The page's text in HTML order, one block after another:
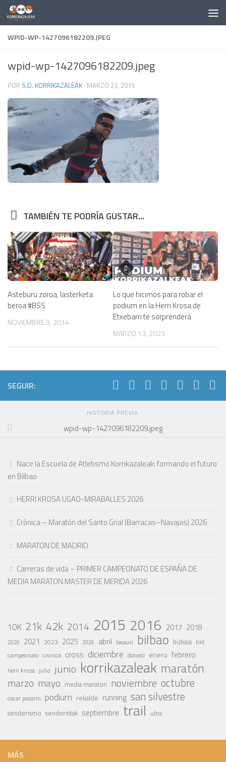
Saltar al contenido
WPID-WP-1427096182209.JPEG
wpid-wp-1427096182209.jpeg
POR S.D. KORRIKAZALEAK · MARZO 23, 2015
TAMBIÉN TE PODRÍA GUSTAR...
Asteburu zoroa, lasterketa
beroa #BSS
NOVIEMBRE 9, 2014
Lo que hicimos para robar el
podium en la Herri Krosa de
Etxebarri te sorprenderá
MARZO 13, 2023
SEGUIR:
HISTORIA PREVIA
wpid-wp-1427096182209.jpeg
Nace la Escuela de Atletismo Korrikazaleak: formando el futuro
en Bilbao
HERRI KROSA UGAO-MIRABALLES 2026
Crónica – Maratón del Santo Grial (Barracas–Navajas) 2026
MARATON DE MADRID
Carreras de vida – PRIMER CAMPEONATO DE ESPAÑA DE
MEDIA MARATON MASTER DE MERIDA 2026
10K 21k 42k 2014 2015 2016 2017 2018
2020 2021 2023 2025 2026 abril basauri bilbao bizkaia bkt
campeonato cronica cross diciembre donosti enero febrero
herri krosa julio junio korrikazaleak maratón
marzo mayo media maraton noviembre octubre
oscar pasarin podium rekalde running san silvestre
senderismo senderistak septiembre trail ultra
MÁS